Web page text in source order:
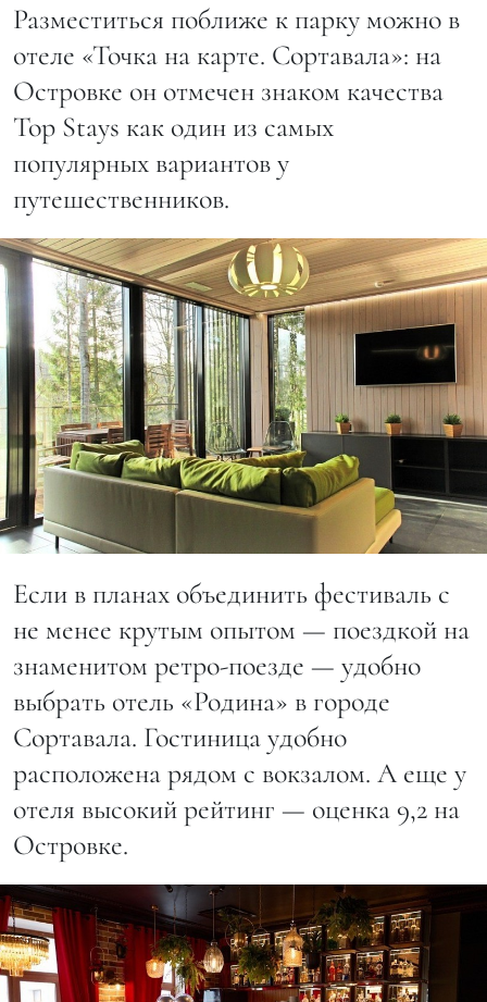
Разместиться поближе к парку можно в
отеле «Точка на карте. Сортавала»: на
Островке он отмечен знаком качества
Top Stays как один из самых
популярных вариантов у
путешественников.
Если в планах объединить фестиваль с
не менее крутым опытом — поездкой на
знаменитом ретро-поезде — удобно
выбрать отель «Родина» в городе
Сортавала. Гостиница удобно
расположена рядом с вокзалом. А еще у
отеля высокий рейтинг — оценка 9,2 на
Островке.